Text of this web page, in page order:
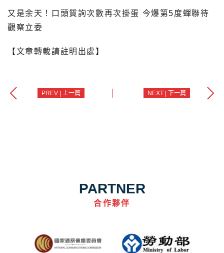
又是余天！口頭質詢次數再次掛蛋 今爆第5度蟬聯待
觀察立委
【文章轉載請註明出處】
PREV | 上一篇 NEXT | 下一篇
PARTNER
合作夥伴